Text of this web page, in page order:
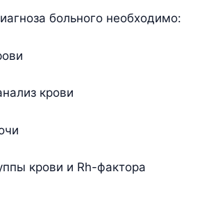
больного необходимо:
крови
крови и Rh-фактора